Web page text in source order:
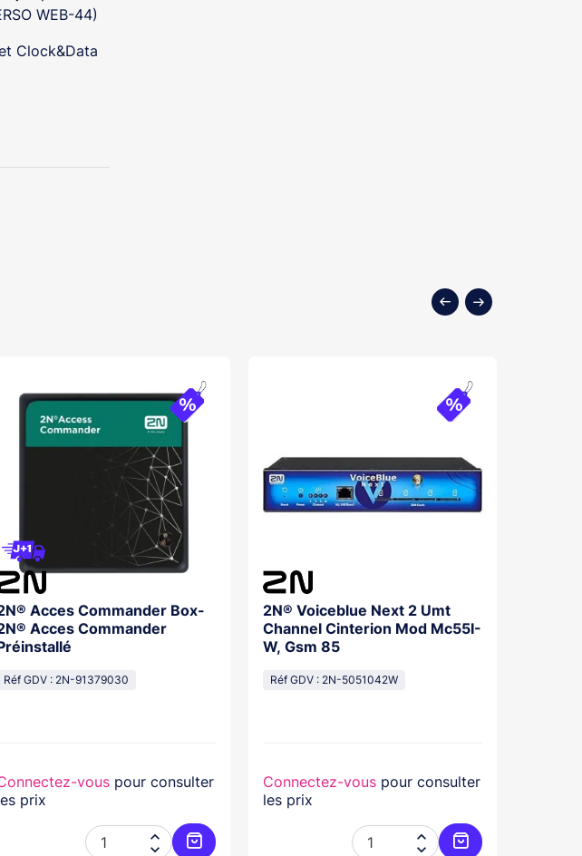
WEB-44)
Clock&Data
Acces Commander Box-
Acces Commander
Réf GDV : 2N-91379030
vous pour consulter
prix


2N® Voiceblue Next 2 Umt
Channel Cinterion Mod Mc55I-
W, Gsm 85
Réf GDV : 2N-5051042W
Connectez-vous pour consulter
les prix

